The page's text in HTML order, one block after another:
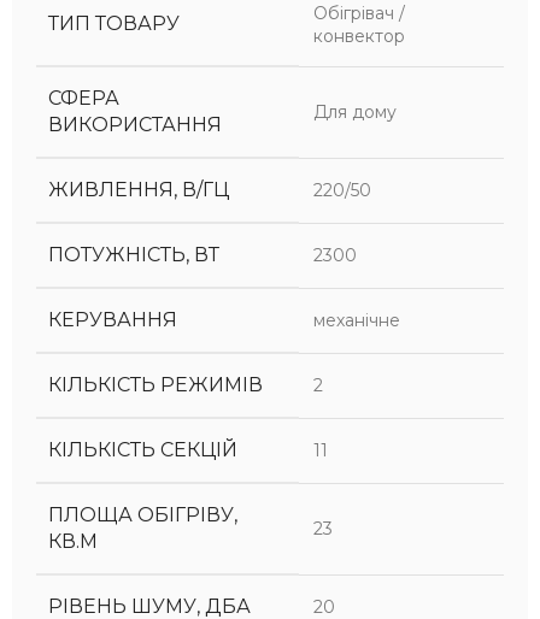
ТИП ТОВАРУ
Обігрівач /
конвектор
СФЕРА
ВИКОРИСТАННЯ
Для дому
ЖИВЛЕННЯ, В/ГЦ 220/50
ПОТУЖНІСТЬ, ВТ 2300
КЕРУВАННЯ механічне
КІЛЬКІСТЬ РЕЖИМІВ 2
КІЛЬКІСТЬ СЕКЦІЙ 11
ПЛОЩА ОБІГРІВУ,
КВ.М
23
РІВЕНЬ ШУМУ, ДБА 20